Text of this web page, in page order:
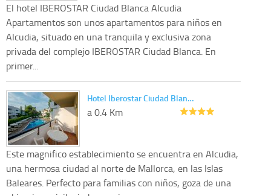
El hotel IBEROSTAR Ciudad Blanca Alcudia
Apartamentos son unos apartamentos para niños en
Alcudia, situado en una tranquila y exclusiva zona
privada del complejo IBEROSTAR Ciudad Blanca. En
primer...
Hotel Iberostar Ciudad Blan…
a 0.4 Km
Este magnifico establecimiento se encuentra en Alcudia,
una hermosa ciudad al norte de Mallorca, en las Islas
Baleares. Perfecto para familias con niños, goza de una